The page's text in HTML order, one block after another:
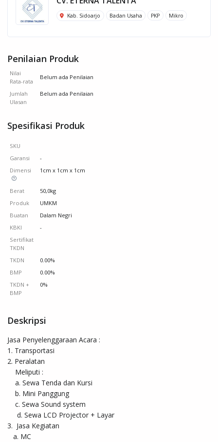
Kab. Sidoarjo Badan Usaha PKP Mikro
Penilaian Produk
Nilai
Rata-rata
Belum ada Penilaian
Jumlah
Ulasan
Belum ada Penilaian
Spesifikasi Produk
SKU
Garansi
-
Dimensi
1cm x 1cm x 1cm
Berat
50,0kg
Produk
UMKM
Buatan
Dalam Negri
KBKI
-
Sertifikat
TKDN
TKDN
0.00%
BMP
0.00%
TKDN +
BMP
0%
Deskripsi
Jasa Penyelenggaraan Acara :
1. Transportasi
2. Peralatan
3.  Jasa Kegiatan